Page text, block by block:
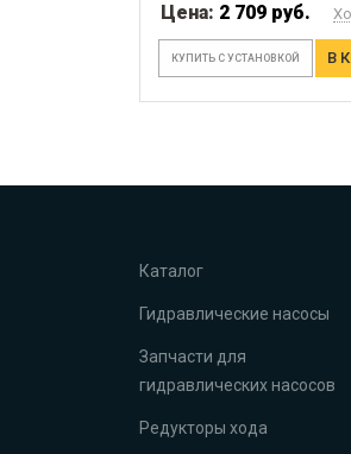
Цена: 2 709 руб.
КУПИТЬ С УСТАНОВКОЙ В
Каталог
Гидравлические насосы
Запчасти для
гидравлических насосов
Редукторы хода